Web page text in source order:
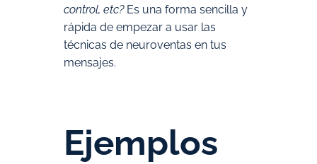
control, etc?Es una forma sencilla y
rápida de empezar a usar las
técnicas de neuroventas en tus
mensajes.
Ejemplos